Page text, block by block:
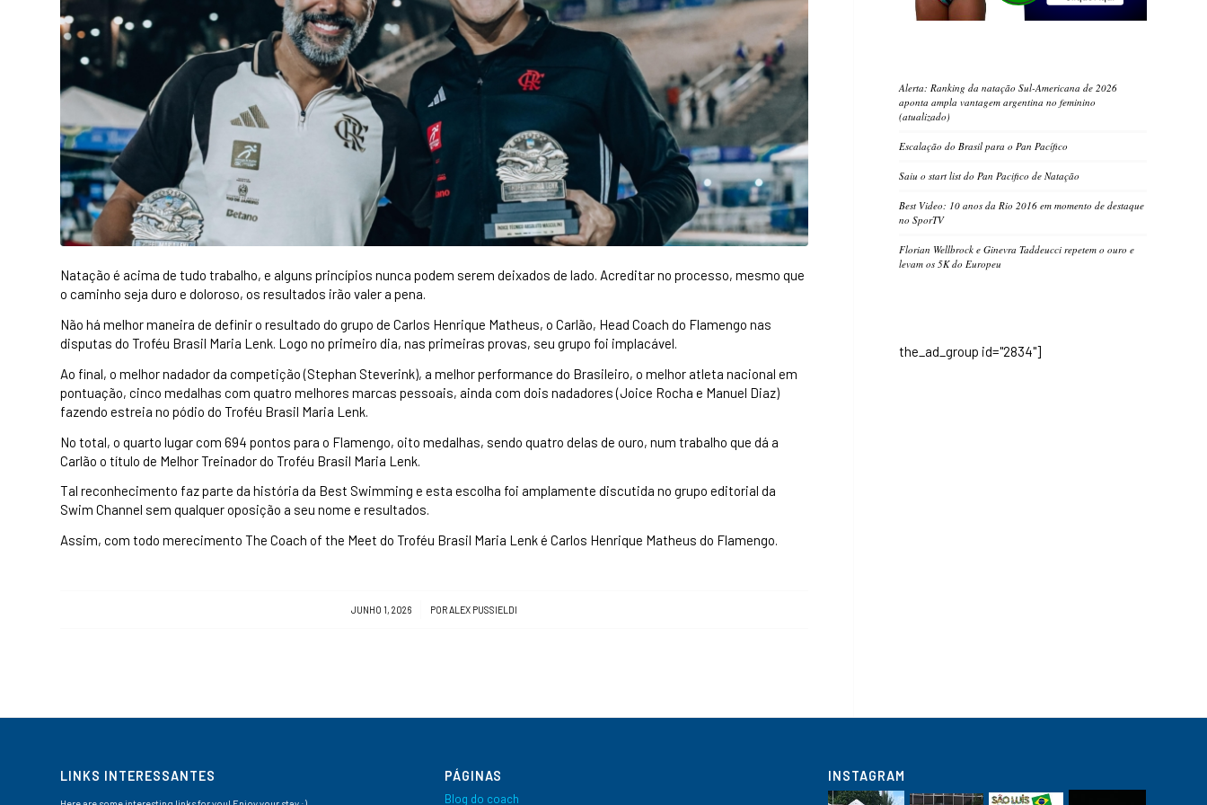
Natação é acima de tudo trabalho, e alguns princípios nunca podem serem deixados de lado. Acreditar no processo, mesmo que
o caminho seja duro e doloroso, os resultados irão valer a pena.
Não há melhor maneira de definir o resultado do grupo de Carlos Henrique Matheus, o Carlão, Head Coach do Flamengo nas
disputas do Troféu Brasil Maria Lenk. Logo no primeiro dia, nas primeiras provas, seu grupo foi implacável.
Ao final, o melhor nadador da competição (Stephan Steverink), a melhor performance do Brasileiro, o melhor atleta nacional em
pontuação, cinco medalhas com quatro melhores marcas pessoais, ainda com dois nadadores (Joice Rocha e Manuel Diaz)
fazendo estreia no pódio do Troféu Brasil Maria Lenk.
No total, o quarto lugar com 694 pontos para o Flamengo, oito medalhas, sendo quatro delas de ouro, num trabalho que dá a
Carlão o título de Melhor Treinador do Troféu Brasil Maria Lenk.
Tal reconhecimento faz parte da história da Best Swimming e esta escolha foi amplamente discutida no grupo editorial da
Swim Channel sem qualquer oposição a seu nome e resultados.
Assim, com todo merecimento The Coach of the Meet do Troféu Brasil Maria Lenk é Carlos Henrique Matheus do Flamengo.
JUNHO 1, 2026
/ PORALEX PUSSIELDI
Alerta: Ranking da natação Sul-Americana de 2026
aponta ampla vantagem argentina no feminino
(atualizado)
Escalação do Brasil para o Pan Pacífico
Saiu o start list do Pan Pacifico de Natação
Best Video: 10 anos da Rio 2016 em momento de destaque
no SporTV
Florian Wellbrock e Ginevra Taddeucci repetem o ouro e
levam os 5K do Europeu
the_ad_group id="2834"]
LINKS INTERESSANTES PÁGINAS
Blog do coach
INSTAGRAM